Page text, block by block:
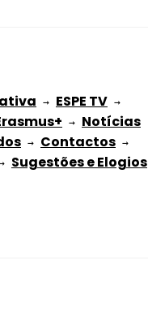
→ ESPE TV
→ Notícias
→ Contactos
Sugestões e Elogios